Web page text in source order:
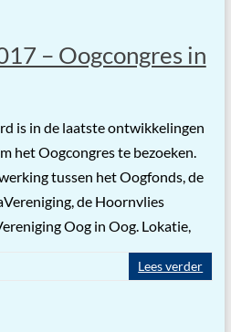
– Oogcongres in
is in de laatste ontwikkelingen
het Oogcongres te bezoeken.
tussen het Oogfonds, de
de Hoornvlies
Oog in Oog. Lokatie,
Lees verder